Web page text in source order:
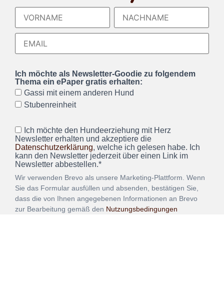
Ich möchte als Newsletter-Goodie zu folgendem
Thema ein ePaper gratis erhalten:
Gassi mit einem anderen Hund
Stubenreinheit
Ich möchte den Hundeerziehung mit Herz
Newsletter erhalten und akzeptiere die
Datenschutzerklärung, welche ich gelesen habe. Ich
kann den Newsletter jederzeit über einen Link im
Newsletter abbestellen.*
Wir verwenden Brevo als unsere Marketing-Plattform. Wenn
Sie das Formular ausfüllen und absenden, bestätigen Sie,
dass die von Ihnen angegebenen Informationen an Brevo
zur Bearbeitung gemäß den Nutzungsbedingungen